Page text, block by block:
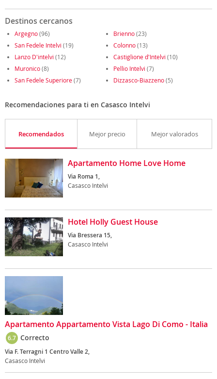
Destinos cercanos
Argegno(96) Brienno(23)
San Fedele Intelvi (19) Colonno(13)
Lanzo D'intelvi (12) Castiglione d'Intelvi (10)
Muronico(8) Pellio Intelvi (7)
San Fedele Superiore(7) Dizzasco-Biazzeno(5)
Recomendaciones para ti en Casasco Intelvi
Recomendados Mejor precio Mejor valorados
Apartamento Home Love Home
Via Roma 1,
Casasco Intelvi
Hotel Holly Guest House
Via Bressera 15,
Casasco Intelvi
Apartamento Appartamento Vista Lago Di Como - Italia
6.7 Correcto
Via F. Terragni 1 Centro Valle 2,
Casasco Intelvi